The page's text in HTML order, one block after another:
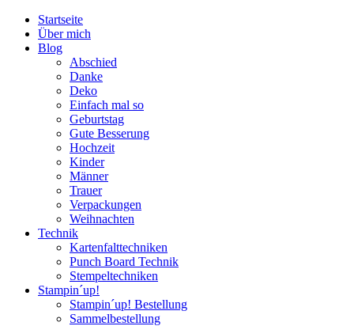
Startseite
Über mich
Blog
Abschied
Danke
Deko
Einfach mal so
Geburtstag
Gute Besserung
Hochzeit
Kinder
Männer
Trauer
Verpackungen
Weihnachten
Technik
Kartenfalttechniken
Punch Board Technik
Stempeltechniken
Stampin´up!
Stampin´up! Bestellung
Sammelbestellung